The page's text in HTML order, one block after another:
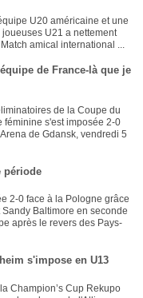
U20 américaine et une
U21 a nettement
amical international ...
de France-là que je
de la Coupe du
féminine s'est imposée 2-0
de Gdansk, vendredi 5
période
2-0 face à la Pologne grâce
Baltimore en seconde
après le revers des Pays-
s'impose en U13
Champion’s Cup Rekupo